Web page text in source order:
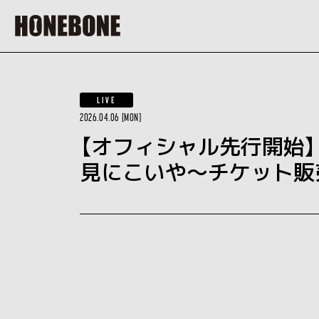
LIVE
2026.04.06 [MON]
【オフィシャル先行開
見にこいや～チケット販